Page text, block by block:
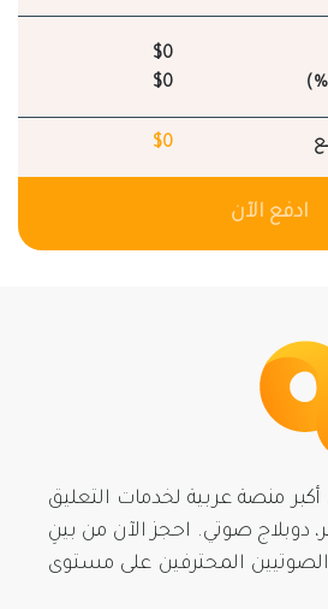
$0
$0
$0
ادفع الآن
منصة عربية لخدمات التعليق
دوبلاج صوتي. احجز الآن من بينِ
المحترفين على مستوى